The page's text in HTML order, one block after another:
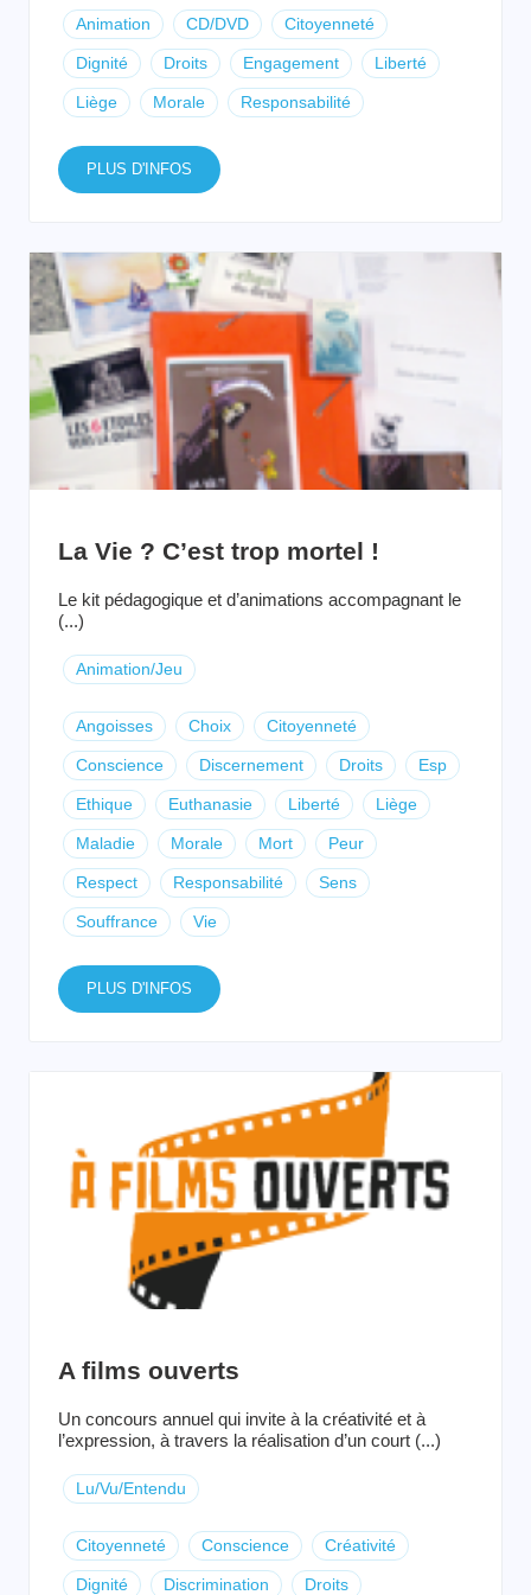
Animation CD/DVD Citoyenneté
Dignité Droits Engagement Liberté
Liège Morale Responsabilité
PLUS D'INFOS
La Vie ? C’est trop mortel !
Le kit pédagogique et d’animations accompagnant le
(...)
Animation/Jeu
Angoisses Choix Citoyenneté
Conscience Discernement Droits Esp
Ethique Euthanasie Liberté Liège
Maladie Morale Mort Peur
Respect Responsabilité Sens
Souffrance Vie
PLUS D'INFOS
A films ouverts
Un concours annuel qui invite à la créativité et à
l’expression, à travers la réalisation d’un court (...)
Lu/Vu/Entendu
Citoyenneté Conscience Créativité
Dignité Discrimination Droits